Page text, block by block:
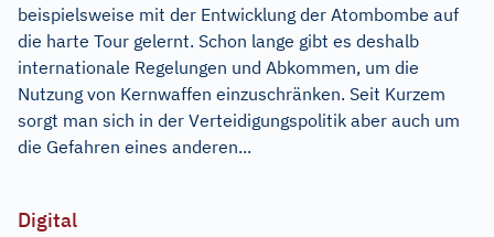
beispielsweise mit der Entwicklung der Atombombe auf
die harte Tour gelernt. Schon lange gibt es deshalb
internationale Regelungen und Abkommen, um die
Nutzung von Kernwaffen einzuschränken. Seit Kurzem
sorgt man sich in der Verteidigungspolitik aber auch um
die Gefahren eines anderen...
Digital